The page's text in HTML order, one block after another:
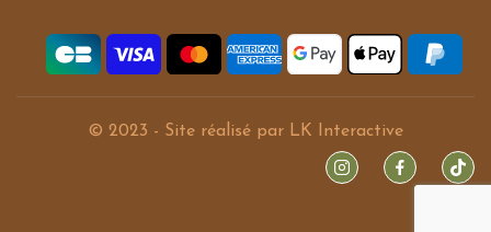
© 2023 - Site réalisé par LK Interactive